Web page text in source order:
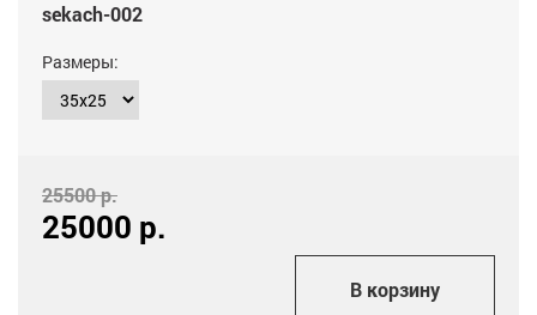
sekach-002
Размеры:
25500 р.
25000 р.
В корзину